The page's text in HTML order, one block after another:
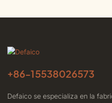
+86-15538026573
Defaico se especializa en la